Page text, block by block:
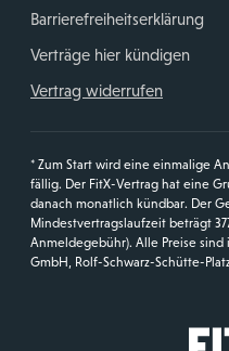
Barrierefreiheitserklärung
Verträge hier kündigen
Vertrag widerrufen
* Zum Start wird eine einmalige
fällig. Der FitX-Vertrag hat eine
danach monatlich kündbar. Der
Mindestvertragslaufzeit beträgt
Anmeldegebühr). Alle Preise sind
GmbH, Rolf-Schwarz-Schütte-